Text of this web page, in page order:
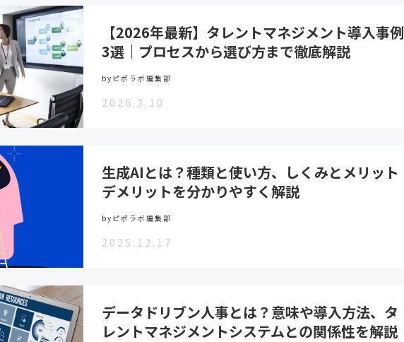
【2026年最新】タレントマネジメント導入事例
3選｜プロセスから選び方まで徹底解説
byピポラボ編集部
2026.3.10
生成AIとは？種類と使い方、しくみとメリット
デメリットを分かりやすく解説
byピポラボ編集部
2025.12.17
データドリブン人事とは？意味や導入方法、タ
レントマネジメントシステムとの関係性を解説